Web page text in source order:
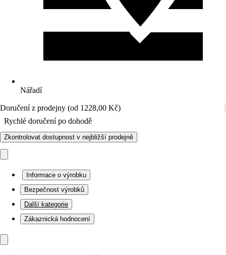
Nářadí
Doručení z prodejny (od 1228,00 Kč)
Rychlé doručení po dohodě
Zkontrolovat dostupnost v nejbližší prodejně
Informace o výrobku
Bezpečnost výrobků
Další kategorie
Zákaznická hodnocení